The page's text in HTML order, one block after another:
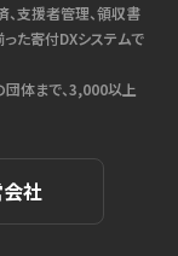
、支援者管理、領収書
た寄付DXシステムで
体まで、3,000以上
社